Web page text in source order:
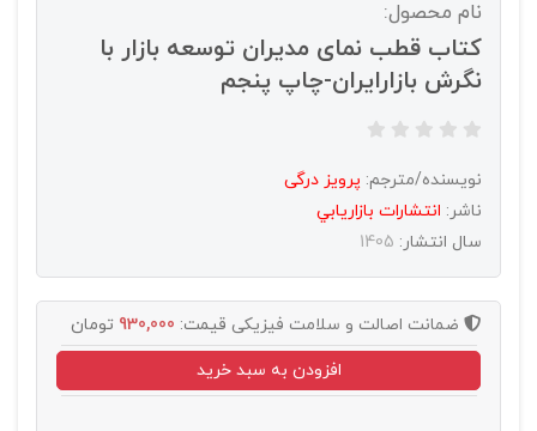
نام محصول:
کتاب قطب نمای مدیران توسعه بازار با
نگرش بازارایران-چاپ پنجم
نویسنده/مترجم: پرویز درگی
ناشر: انتشارات بازاريابي
سال انتشار: 1405
ضمانت اصالت و سلامت فیزیکی قیمت: 930,000 تومان
افزودن به سبد خرید